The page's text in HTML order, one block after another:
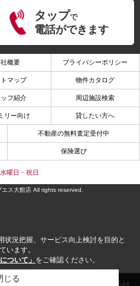
タップで
電話ができます
概要 プライバシーポリシー
マップ 物件カタログ
フ紹介 周辺施設検索
リー向け 貸したい方へ
不動産の無料査定受付中
保険選び
曜日・祝日
ス大館店 All rights reserved.
状況把握、サービス向上検討を目的と
います。
ついて」 をご確認ください。
じる